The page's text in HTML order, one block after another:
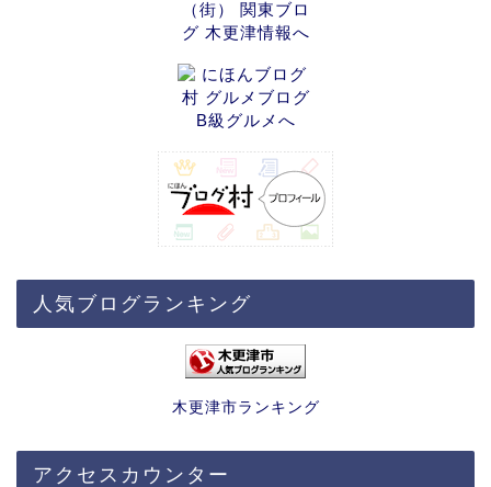
人気ブログランキング
木更津市ランキング
アクセスカウンター